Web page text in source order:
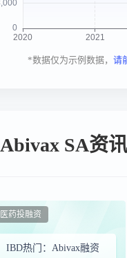
*数据仅为示例数据， 请
Abivax SA资
IBD热门：Abivax融资
医药投融资